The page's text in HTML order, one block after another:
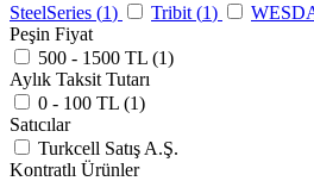
SteelSeries (1) Tribit (1)
Peşin Fiyat
500 - 1500 TL (1)
Aylık Taksit Tutarı
0 - 100 TL (1)
Satıcılar
Turkcell Satış A.Ş.
Kontratlı Ürünler